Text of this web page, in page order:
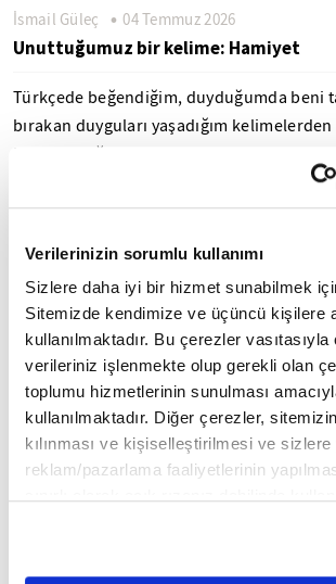
Verilerinizin sorumlu kullanımı
Sizlere daha iyi bir hizmet sunabilmek
Sitemizde kendimize ve üçüncü kişilere
kullanılmaktadır. Bu çerezler
verileriniz işlenmekte olup gerekli olan
toplumu hizmetlerinin sunulması
kullanılmaktadır. Diğer çerezler,
kılınması ve kişiselleştirilmesi ve sizlere
reklam/pazarlama faaliyetlerinin
belirleyebilirsiniz. Çerezlere ilişkin
Ayarlar butonuna tıklayabilir,Çerez
İsmail Güleç 04 Temmuz 2026
Unuttuğumuz bir kelime: Hamiyet
Türkçede beğendiğim, duyduğumda beni
bırakan duyguları yaşadığım
Niçin sevdiğimi anlatabilmek için
İsmail Güleç 27 Haziran 2026
Her sene Muharrem ayı geldiğinde,
günü ülkemizde muhtelif anma
Aleviler daha çok muharrem orucu iftarları
İsmail Güleç 20 Haziran 2026
Tiranlıların Dervişe Haticesi
Toplumlar, zor zamanlarında hayata
sorunlarını, korkularını ve ümitlerini